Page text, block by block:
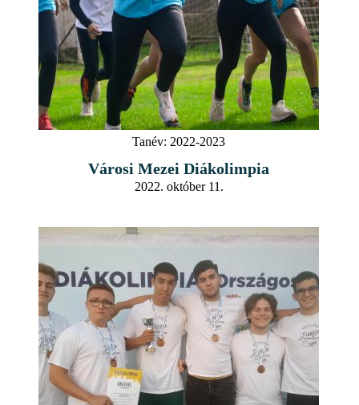
Tanév: 2022-2023
Városi Mezei Diákolimpia
2022. október 11.